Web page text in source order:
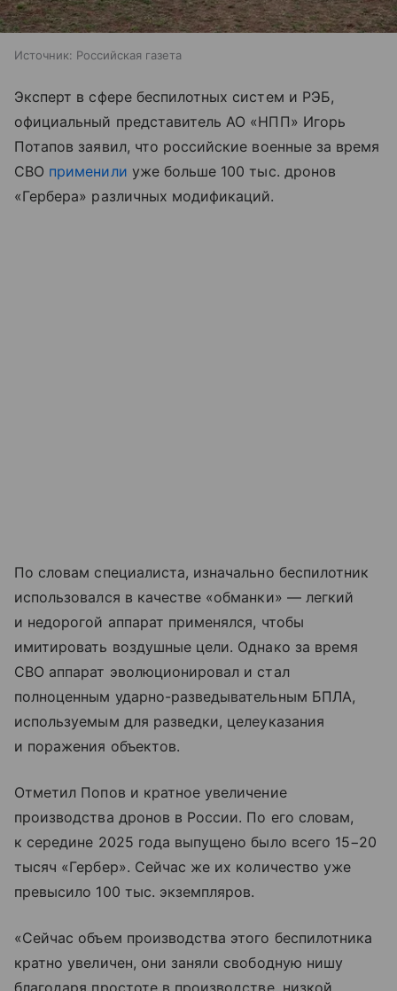
Источник: Российская газета
Эксперт в сфере беспилотных систем и РЭБ,
официальный представитель АО «НПП» Игорь
Потапов заявил, что российские военные за время
СВО применили уже больше 100 тыс. дронов
«Гербера» различных модификаций.
По словам специалиста, изначально беспилотник
использовался в качестве «обманки» — легкий
и недорогой аппарат применялся, чтобы
имитировать воздушные цели. Однако за время
СВО аппарат эволюционировал и стал
полноценным ударно-разведывательным БПЛА,
используемым для разведки, целеуказания
и поражения объектов.
Отметил Попов и кратное увеличение
производства дронов в России. По его словам,
к середине 2025 года выпущено было всего 15−20
тысяч «Гербер». Сейчас же их количество уже
превысило 100 тыс. экземпляров.
«Сейчас объем производства этого беспилотника
кратно увеличен, они заняли свободную нишу
благодаря простоте в производстве, низкой